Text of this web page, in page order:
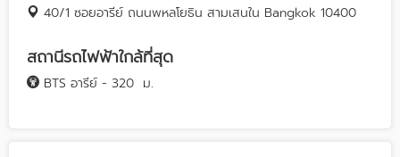
40/1 ซอยอารีย์ ถนนพหลโยธิน สามเสนใน Bangkok 10400
สถานีรถไฟฟ้าใกล้ที่สุด
BTS อารีย์ - 320 ม.